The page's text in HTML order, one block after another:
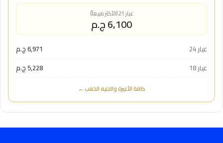
عيار 21 (الأكثر مبيعاً)
6,100 ج.م
عيار 24
6,971 ج.م
عيار 18
5,228 ج.م
كافة الأعيرة والجنيه الذهب ←